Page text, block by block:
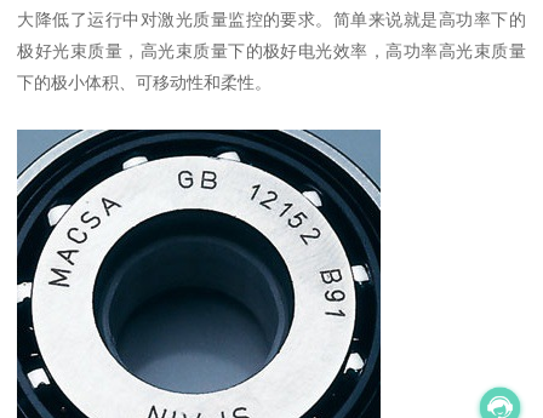
大降低了运行中对激光质量监控的要求。简单来说就是高功率下的
极好光束质量，高光束质量下的极好电光效率，高功率高光束质量
下的极小体积、可移动性和柔性。